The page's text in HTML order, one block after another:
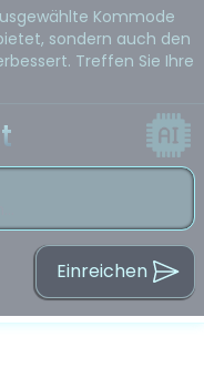
Kommode
sondern auch den
Treffen Sie Ihre
Einreichen